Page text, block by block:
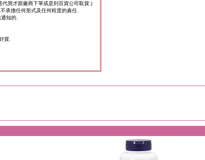
買才跟廠商下單或是到百貨公司取貨.)
承擔任何形式及任何程度的責任.
知的.
貨.